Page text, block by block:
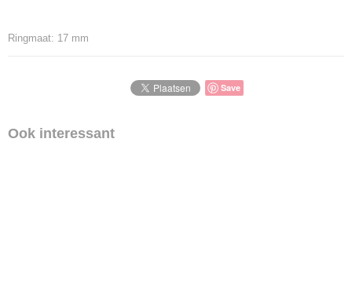
Ringmaat: 17 mm
Save
Ook interessant